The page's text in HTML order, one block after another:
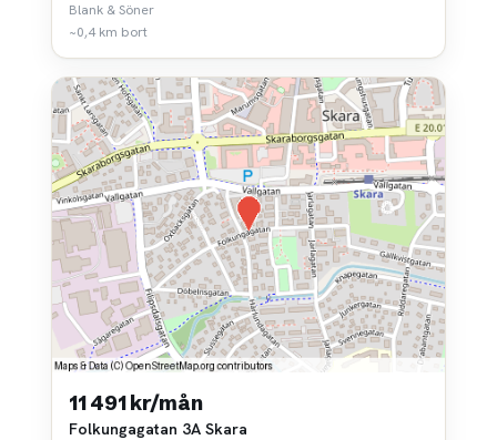
Blank & Söner
~0,4 km bort
11 491 kr/mån
Folkungagatan 3A Skara